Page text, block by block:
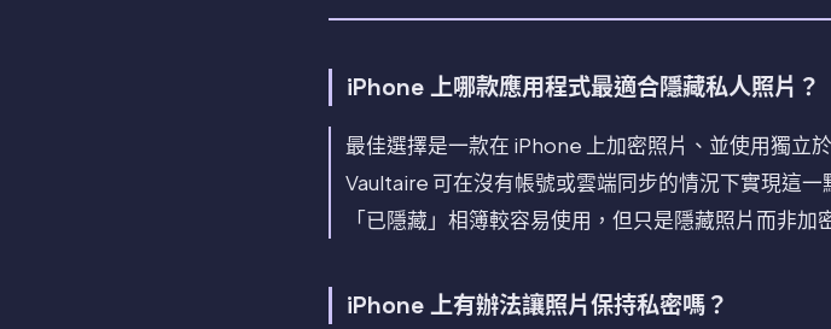
iPhone 上哪款應用程式最適合隱藏私人照片？
最佳選擇是一款在 iPhone 上加密照片、並使用獨立
Vaultaire 可在沒有帳號或雲端同步的情況下實現這
「已隱藏」相簿較容易使用，但只是隱藏照片而非加
iPhone 上有辦法讓照片保持私密嗎？